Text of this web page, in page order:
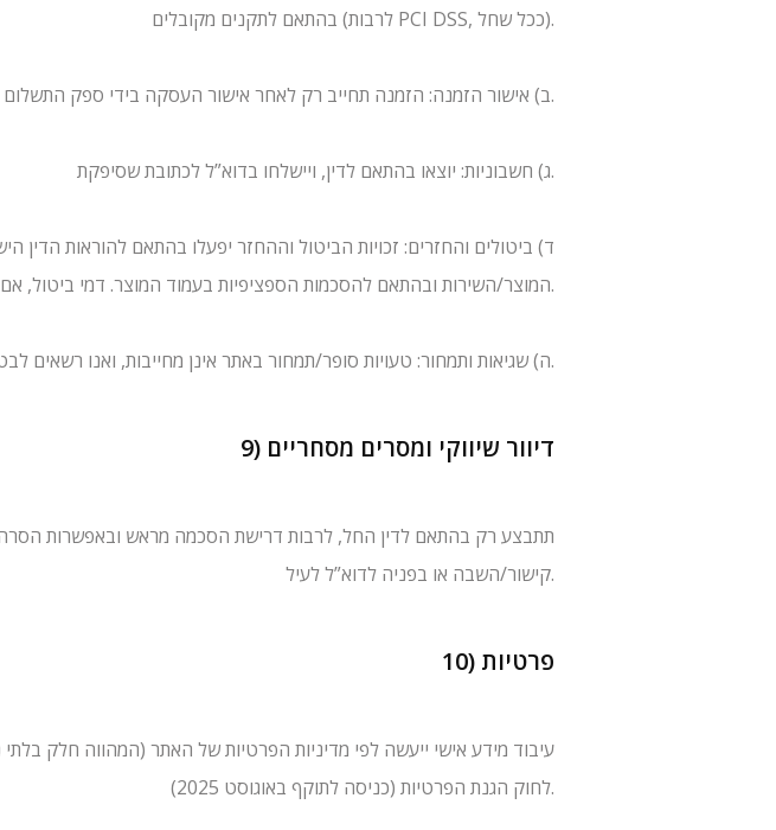
בהתאם לתקנים מקובלים (לרבות PCI DSS, ככל שחל).
ב) אישור הזמנה: הזמנה תחייב רק לאחר אישור העסקה בידי ספק התשלום וקבלת הודעת אישור אלקטרונית.
ג) חשבוניות: יוצאו בהתאם לדין, ויישלחו בדוא”ל לכתובת שסיפקת.
המוצר/השירות ובהתאם להסכמות הספציפיות בעמוד המוצר. דמי ביטול, אם יחולו, לא יעלו על השיעור המותר בדין.
ה) שגיאות ותמחור: טעויות סופר/תמחור באתר אינן מחייבות, ואנו רשאים לבטל הזמנה שלא ניתן היה להשלים במחיר/תנאים שנקבעו עקב שגיאה ברורה.
9) דיוור שיווקי ומסרים מסחריים
קישור/השבה או בפניה לדוא”ל לעיל.
10) פרטיות
לחוק הגנת הפרטיות (כניסה לתוקף באוגוסט 2025).